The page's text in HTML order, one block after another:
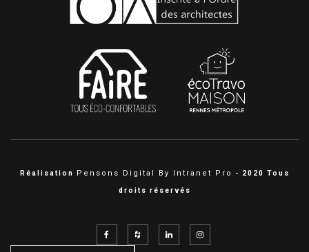
Réalisation Pensons Digital By Intranet Pro - 2020 Tous
droits réservés